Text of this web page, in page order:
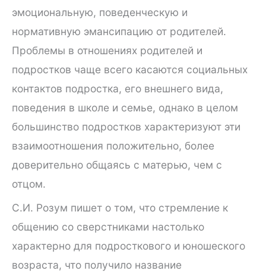
эмоциональную, поведенческую и
нормативную эмансипацию от родителей.
Проблемы в отношениях родителей и
подростков чаще всего касаются социальных
контактов подростка, его внешнего вида,
поведения в школе и семье, однако в целом
большинство подростков характеризуют эти
взаимоотношения положительно, более
доверительно общаясь с матерью, чем с
отцом.
С.И. Розум пишет о том, что стремление к
общению со сверстниками настолько
характерно для подросткового и юношеского
возраста, что получило название